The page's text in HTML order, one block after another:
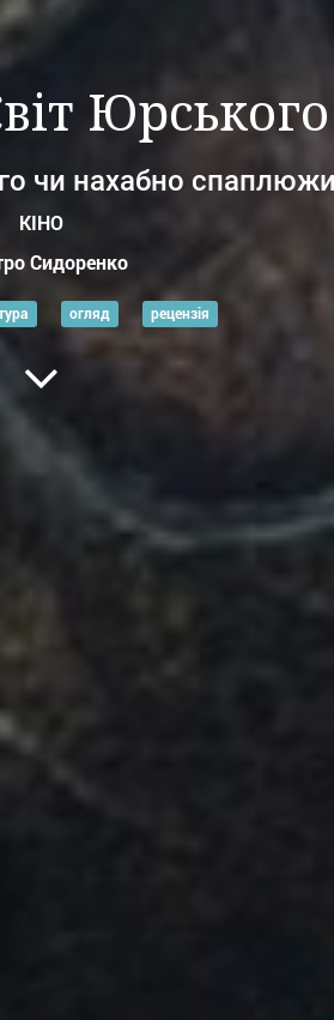
чи нахабно
КІНО
Сидоренко
огляд рецензія